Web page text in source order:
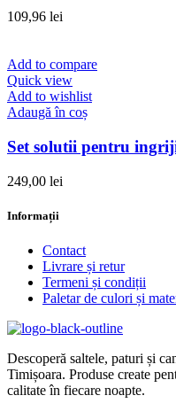
109,96 lei
Add to compare
Quick view
Add to wishlist
Adaugă în coș
Set solutii pentru
249,00 lei
Informații
Contact
Livrare și retur
Termeni și condiții
Paletar de culori și
Descoperă saltele, paturi și
Timișoara. Produse create
calitate în fiecare noapte.